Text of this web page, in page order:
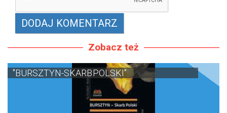
Zobacz też
"BURSZTYN-SKARB POLSKI"